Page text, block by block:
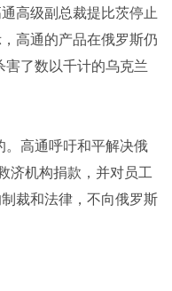
高级副总裁提比茨停止
高通的产品在俄罗斯仍
害了数以千计的乌克兰
。高通呼吁和平解决俄
济机构捐款，并对员工
裁和法律，不向俄罗斯